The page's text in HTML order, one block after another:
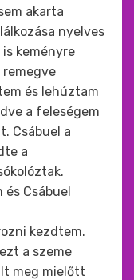
akarta
nyelves
keményre
és lehúztam
a feleségem
Csábuel a
a
Csábuel
kezdtem.
a szeme
meg mielőtt